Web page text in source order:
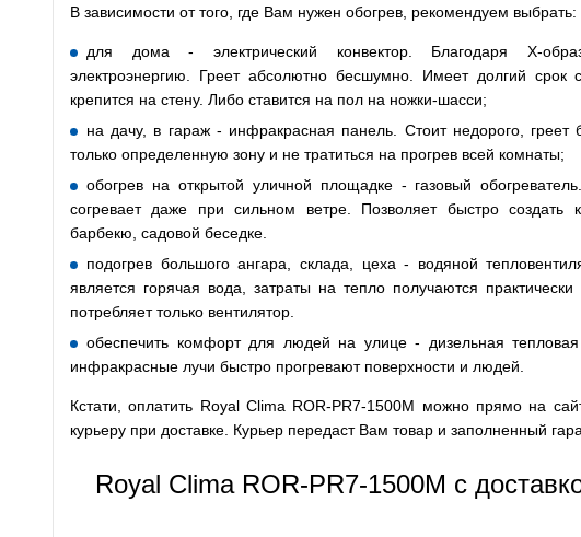
В зависимости от того, где Вам нужен обогрев, рекомендуем выбрать:
для дома - электрический конвектор. Благодаря Х-
электроэнергию. Греет абсолютно бесшумно. Имеет долгий
крепится на стену. Либо ставится на пол на ножки-шасси;
на дачу, в гараж - инфракрасная панель. Стоит недорого, греет
только определенную зону и не тратиться на прогрев всей комнаты;
обогрев на открытой уличной площадке - газовый
согревает даже при сильном ветре. Позволяет быстро
барбекю, садовой беседке.
подогрев большого ангара, склада, цеха - водяной
является горячая вода, затраты на тепло получаются
потребляет только вентилятор.
обеспечить комфорт для людей на улице - дизельная
инфракрасные лучи быстро прогревают поверхности и людей.
Кстати, оплатить Royal Clima ROR-PR7-1500M можно прямо на
курьеру при доставке. Курьер передаст Вам товар и заполненный
Royal Clima ROR-PR7-1500M с